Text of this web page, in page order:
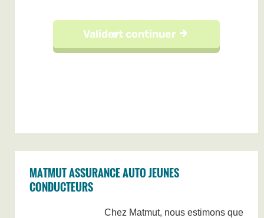
MATMUT ASSURANCE AUTO JEUNES
CONDUCTEURS
Chez Matmut, nous estimons que